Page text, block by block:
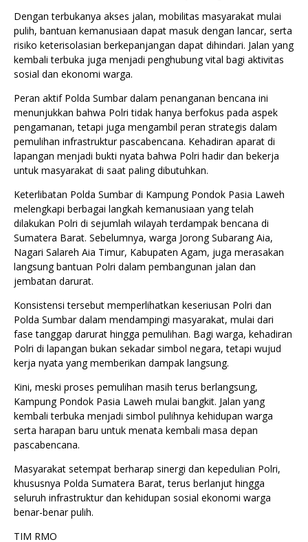
Dengan terbukanya akses jalan, mobilitas masyarakat mulai
pulih, bantuan kemanusiaan dapat masuk dengan lancar, serta
risiko keterisolasian berkepanjangan dapat dihindari. Jalan yang
kembali terbuka juga menjadi penghubung vital bagi aktivitas
sosial dan ekonomi warga.
Peran aktif Polda Sumbar dalam penanganan bencana ini
menunjukkan bahwa Polri tidak hanya berfokus pada aspek
pengamanan, tetapi juga mengambil peran strategis dalam
pemulihan infrastruktur pascabencana. Kehadiran aparat di
lapangan menjadi bukti nyata bahwa Polri hadir dan bekerja
untuk masyarakat di saat paling dibutuhkan.
Keterlibatan Polda Sumbar di Kampung Pondok Pasia Laweh
melengkapi berbagai langkah kemanusiaan yang telah
dilakukan Polri di sejumlah wilayah terdampak bencana di
Sumatera Barat. Sebelumnya, warga Jorong Subarang Aia,
Nagari Salareh Aia Timur, Kabupaten Agam, juga merasakan
langsung bantuan Polri dalam pembangunan jalan dan
jembatan darurat.
Konsistensi tersebut memperlihatkan keseriusan Polri dan
Polda Sumbar dalam mendampingi masyarakat, mulai dari
fase tanggap darurat hingga pemulihan. Bagi warga, kehadiran
Polri di lapangan bukan sekadar simbol negara, tetapi wujud
kerja nyata yang memberikan dampak langsung.
Kini, meski proses pemulihan masih terus berlangsung,
Kampung Pondok Pasia Laweh mulai bangkit. Jalan yang
kembali terbuka menjadi simbol pulihnya kehidupan warga
serta harapan baru untuk menata kembali masa depan
pascabencana.
Masyarakat setempat berharap sinergi dan kepedulian Polri,
khususnya Polda Sumatera Barat, terus berlanjut hingga
seluruh infrastruktur dan kehidupan sosial ekonomi warga
benar-benar pulih.
TIM RMO